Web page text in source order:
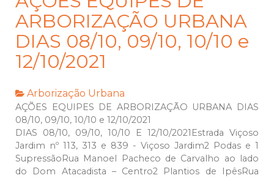
ARBORIZAÇÃO URBANA
DIAS 08/10, 09/10, 10/10 e
12/10/2021
Arborização Urbana
AÇÕES EQUIPES DE ARBORIZAÇÃO URBANA DIAS
08/10, 09/10, 10/10 e 12/10/2021
DIAS 08/10, 09/10, 10/10 E 12/10/2021Estrada Viçoso
Jardim nº 113, 313 e 839 - Viçoso Jardim2 Podas e 1
SupressãoRua Manoel Pacheco de Carvalho ao lado
do Dom Atacadista – Centro2 Plantios de IpêsRua